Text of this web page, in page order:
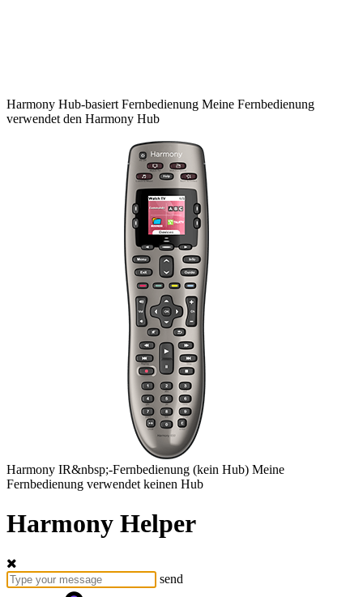
Harmony Hub-basiert Fernbedienung Meine Fernbedienung
verwendet den Harmony Hub
Harmony IR&nbsp;-Fernbedienung (kein Hub) Meine
Fernbedienung verwendet keinen Hub
Harmony Helper
send